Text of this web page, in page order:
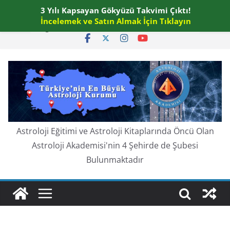
content
Cuma, Ağustos 7, 2026
Astroloji Eğitimi ve Astroloji Kitaplarında Öncü Olan
Astroloji Akademisi'nin 4 Şehirde de Şubesi
Bulunmaktadır
3 Yılı Kapsayan Gökyüzü Takvimi Çıktı!
İncelemek ve Satın Almak İçin Tıklayın